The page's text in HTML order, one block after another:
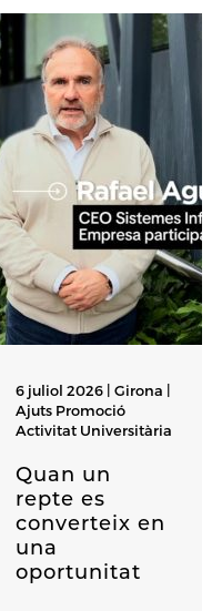
6 juliol 2026 | Girona |
Ajuts Promoció
Activitat Universitària
Quan un
repte es
converteix en
una
oportunitat